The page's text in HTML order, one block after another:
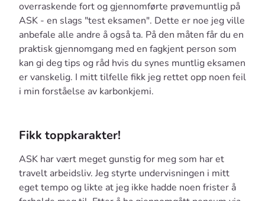
overraskende fort og gjennomførte prøvemuntlig på
ASK - en slags "test eksamen". Dette er noe jeg ville
anbefale alle andre å også ta. På den måten får du en
praktisk gjennomgang med en fagkjent person som
kan gi deg tips og råd hvis du synes muntlig eksamen
er vanskelig. I mitt tilfelle fikk jeg rettet opp noen feil
i min forståelse av karbonkjemi.
Fikk toppkarakter!
ASK har vært meget gunstig for meg som har et
travelt arbeidsliv. Jeg styrte undervisningen i mitt
eget tempo og likte at jeg ikke hadde noen frister å